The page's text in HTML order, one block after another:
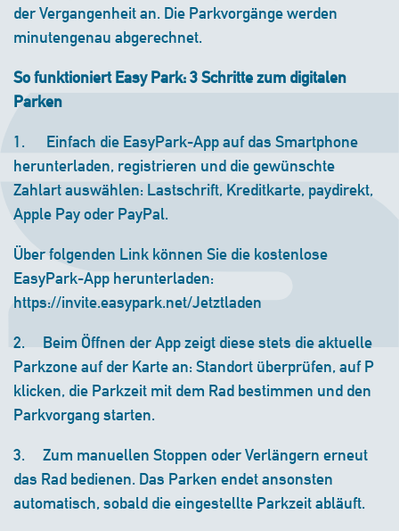
der Vergangenheit an. Die Parkvorgänge werden
minutengenau abgerechnet.
So funktioniert Easy Park: 3 Schritte zum digitalen
Parken
1. Einfach die EasyPark-App auf das Smartphone
herunterladen, registrieren und die gewünschte
Zahlart auswählen: Lastschrift, Kreditkarte, paydirekt,
Apple Pay oder PayPal.
Über folgenden Link können Sie die kostenlose
EasyPark-App herunterladen:
https://invite.easypark.net/Jetztladen
2. Beim Öffnen der App zeigt diese stets die aktuelle
Parkzone auf der Karte an: Standort überprüfen, auf P
klicken, die Parkzeit mit dem Rad bestimmen und den
Parkvorgang starten.
3. Zum manuellen Stoppen oder Verlängern erneut
das Rad bedienen. Das Parken endet ansonsten
automatisch, sobald die eingestellte Parkzeit abläuft.